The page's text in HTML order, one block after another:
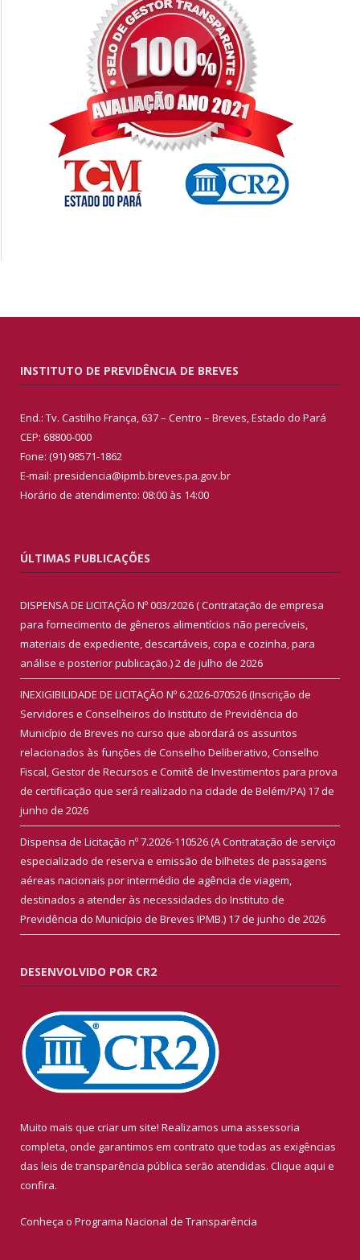
INSTITUTO DE PREVIDÊNCIA DE BREVES
End.: Tv. Castilho França, 637 – Centro – Breves, Estado do Pará
CEP: 68800-000
Fone: (91) 98571-1862
E-mail: presidencia@ipmb.breves.pa.gov.br
Horário de atendimento: 08:00 às 14:00
ÚLTIMAS PUBLICAÇÕES
DISPENSA DE LICITAÇÃO Nº 003/2026 ( Contratação de empresa
para fornecimento de gêneros alimentícios não perecíveis,
materiais de expediente, descartáveis, copa e cozinha, para
análise e posterior publicação.)2 de julho de 2026
INEXIGIBILIDADE DE LICITAÇÃO Nº 6.2026-070526 (Inscrição de
Servidores e Conselheiros do Instituto de Previdência do
Município de Breves no curso que abordará os assuntos
relacionados às funções de Conselho Deliberativo, Conselho
Fiscal, Gestor de Recursos e Comitê de Investimentos para prova
de certificação que será realizado na cidade de Belém/PA) 17 de
junho de 2026
Dispensa de Licitação nº 7.2026-110526 (A Contratação de serviço
especializado de reserva e emissão de bilhetes de passagens
aéreas nacionais por intermédio de agência de viagem,
destinados a atender às necessidades do Instituto de
Previdência do Município de Breves IPMB.) 17 de junho de 2026
DESENVOLVIDO POR CR2
Muito mais que criar um site! Realizamos uma assessoria
completa, onde garantimos em contrato que todas as exigências
das leis de transparência pública serão atendidas. Clique aqui e
confira.
Conheça o Programa Nacional de Transparência